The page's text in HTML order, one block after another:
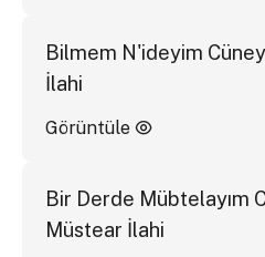
Bilmem N'ideyim
İlahi
Görüntüle
Bir Derde Mübtelayım
Müstear İlahi